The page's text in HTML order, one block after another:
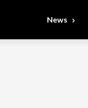
News